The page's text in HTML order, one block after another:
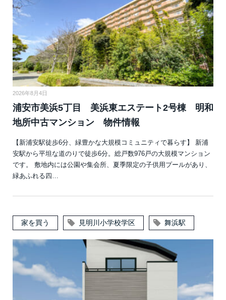
2026年8月4日
浦安市美浜5丁目 美浜東エステート2号棟 明和
地所中古マンション 物件情報
【新浦安駅徒歩6分、緑豊かな大規模コミュニティで暮らす】 新浦
安駅から平坦な道のりで徒歩6分。総戸数976戸の大規模マンション
です。 敷地内には公園や集会所、夏季限定の子供用プールがあり、
緑あふれる四…
家を買う 見明川小学校学区 舞浜駅